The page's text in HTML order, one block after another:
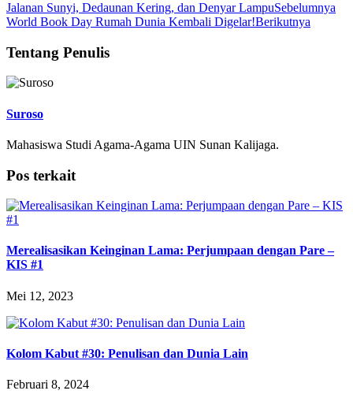
Jalanan Sunyi, Dedaunan Kering, dan Denyar LampuSebelumnya
World Book Day Rumah Dunia Kembali Digelar!Berikutnya
Tentang Penulis
Suroso
Mahasiswa Studi Agama-Agama UIN Sunan Kalijaga.
Pos terkait
Merealisasikan Keinginan Lama: Perjumpaan dengan Pare –
KIS #1
Mei 12, 2023
Kolom Kabut #30: Penulisan dan Dunia Lain
Februari 8, 2024